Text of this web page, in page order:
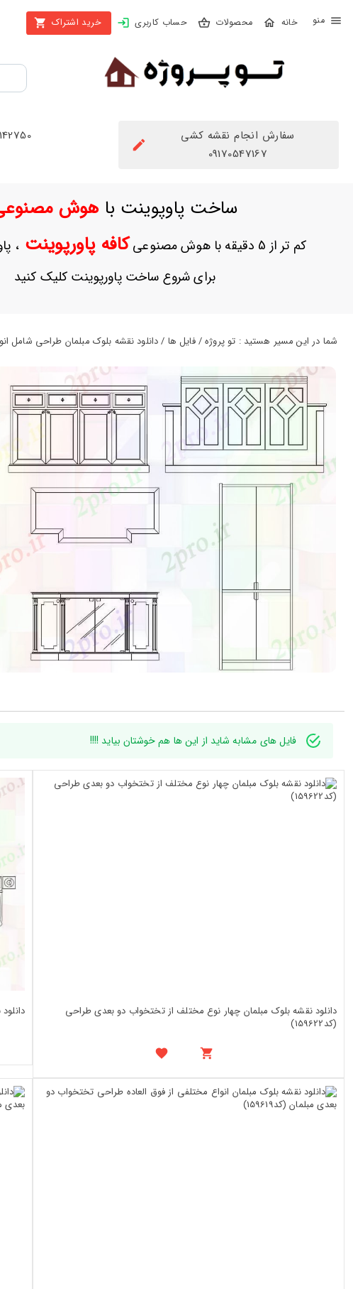
محصولات حساب کاربری خرید اشتراک
بستن
محصولات
حساب
کاربری
ثبت
نام
رمز
عبور
علاقه
سفارش انجام نقشه کشی
09170547167
142750 کاربر
ساخت پاوپوینت باهوش
کم تر از 5 دقیقه با هوش مصنوعی کافه پاورپوینت،
برای شروع ساخت پاورپوینت کلیک کنید
شما در این مسیر هستید : تو پروژه / فایل ها / دانلود نقشه بلوک مبلمان طراحی شامل
فایل های مشابه شاید از این ها هم خوشتان بیاید !!!!
دانلود نقشه بلوک مبلمان چهار نوع مختلف از تختخواب دو بعدی طراحی
(کد159622)